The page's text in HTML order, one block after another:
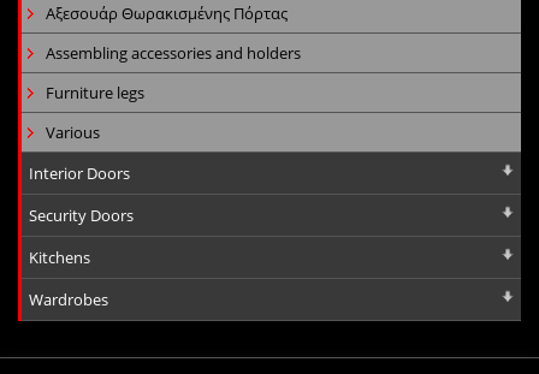
Αξεσουάρ Θωρακισμένης Πόρτας
Assembling accessories and holders
Furniture legs
Various
Interior Doors
Security Doors
Kitchens
Wardrobes